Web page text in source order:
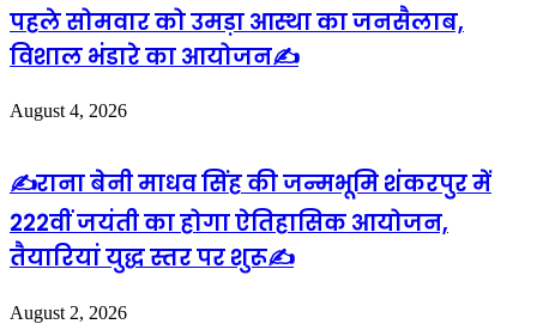
पहले सोमवार को उमड़ा आस्था का जनसैलाब,
विशाल भंडारे का आयोजन✍️
August 4, 2026
✍️राना बेनी माधव सिंह की जन्मभूमि शंकरपुर में
222वीं जयंती का होगा ऐतिहासिक आयोजन,
तैयारियां युद्ध स्तर पर शुरू✍️
August 2, 2026